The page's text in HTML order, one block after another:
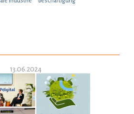
13.06.2024